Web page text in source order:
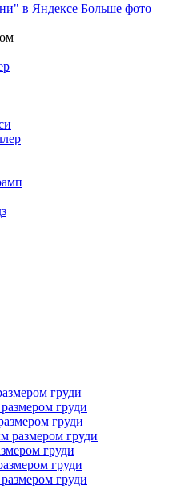
в Яндексе Больше фото
груди
груди
груди
размером груди
груди
груди
груди